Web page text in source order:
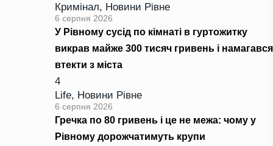
Кримінал, Новини Рівне
6 серпня 2026
У Рівному сусід по кімнаті в гуртожитку
викрав майже 300 тисяч гривень і намагався
втекти з міста
4
Life, Новини Рівне
6 серпня 2026
Гречка по 80 гривень і це не межа: чому у
Рівному дорожчатимуть крупи